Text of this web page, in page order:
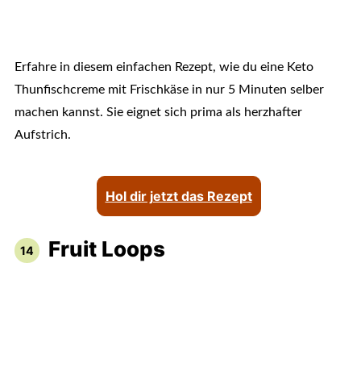
Erfahre in diesem einfachen Rezept, wie du eine Keto
Thunfischcreme mit Frischkäse in nur 5 Minuten selber
machen kannst. Sie eignet sich prima als herzhafter
Aufstrich.
Hol dir jetzt das Rezept
Fruit Loops